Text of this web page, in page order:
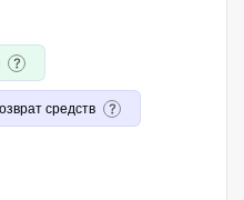
средств